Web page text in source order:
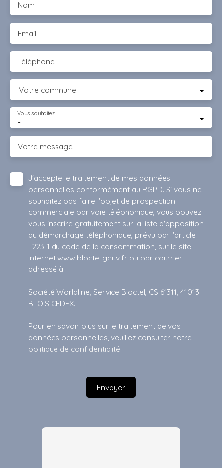
Nom
Email
Téléphone
Votre commune
-
Vous souhaitez
Votre message
J'accepte le traitement de mes données
personnelles conformément au RGPD. Si vous ne
souhaitez pas faire l'objet de prospection
commerciale par voie téléphonique, vous pouvez
vous inscrire gratuitement sur la liste d'opposition
au démarchage téléphonique, prévu par l'article
L223-1 du code de la consommation, sur le site
Internet www.bloctel.gouv.fr ou par courrier
adressé à :
Société Worldline, Service Bloctel, CS 61311, 41013
BLOIS CEDEX.
Pour en savoir plus sur le traitement de vos
données personnelles, veuillez consulter notre
politique de confidentialité.
Envoyer